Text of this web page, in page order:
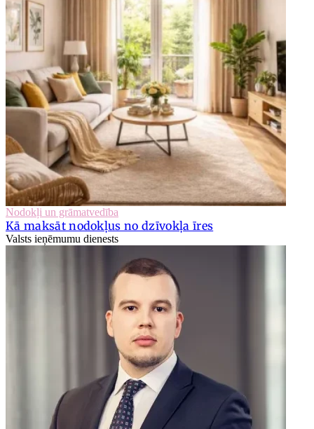
Nodokļi un grāmatvedība
Kā maksāt nodokļus no dzīvokļa īres
Valsts ieņēmumu dienests